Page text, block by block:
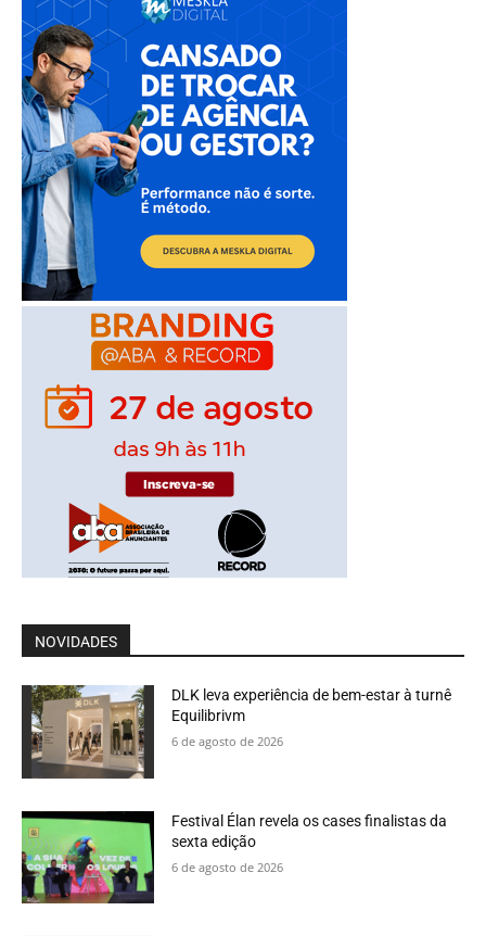
NOVIDADES
DLK leva experiência de bem-estar à turnê
Equilibrivm
6 de agosto de 2026
Festival Élan revela os cases finalistas da
sexta edição
6 de agosto de 2026